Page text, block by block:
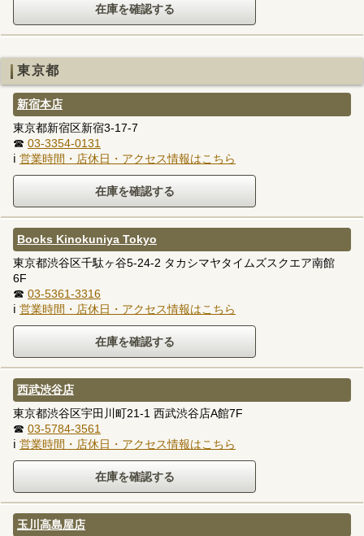
東京都
新宿本店
東京都新宿区新宿3-17-7
☎ 03-3354-0131
ℹ 営業時間・店休日・アクセス情報はこちら
Books Kinokuniya Tokyo
東京都渋谷区千駄ヶ谷5-24-2 タカシマヤタイムズスクエア南館
6F
☎ 03-5361-3316
ℹ 営業時間・店休日・アクセス情報はこちら
西武渋谷店
東京都渋谷区宇田川町21-1 西武渋谷店A館7F
☎ 03-5784-3561
ℹ 営業時間・店休日・アクセス情報はこちら
玉川高島屋店